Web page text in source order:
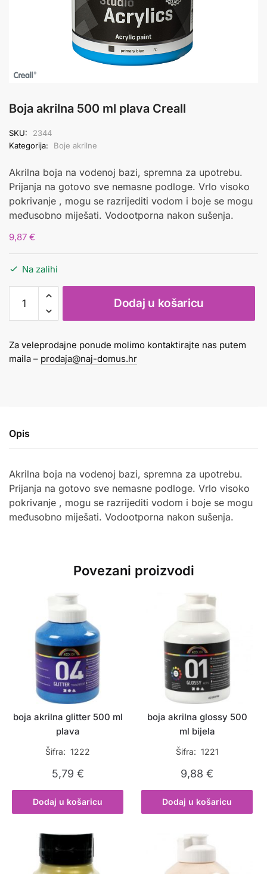
Boja akrilna 500 ml plava Creall
SKU:
2344
Kategorija:
Boje akrilne
Akrilna boja na vodenoj bazi, spremna za upotrebu.
Prijanja na gotovo sve nemasne podloge. Vrlo visoko
pokrivanje , mogu se razrijediti vodom i boje se mogu
međusobno miješati. Vodootporna nakon sušenja.
9,87 €
Na zalihi
akrilna
500
plava
Creall
Dodaj u košaricu
Za veleprodajne ponude molimo kontaktirajte nas putem
maila – prodaja@naj-domus.hr
Opis
Akrilna boja na vodenoj bazi, spremna za upotrebu.
Prijanja na gotovo sve nemasne podloge. Vrlo visoko
pokrivanje , mogu se razrijediti vodom i boje se mogu
međusobno miješati. Vodootporna nakon sušenja.
Povezani proizvodi
boja akrilna glitter 500 ml
plava
Šifra: 1222
5,79 €
Dodaj u košaricu
boja akrilna glossy 500
ml bijela
Šifra: 1221
9,88€
Dodaj u košaricu